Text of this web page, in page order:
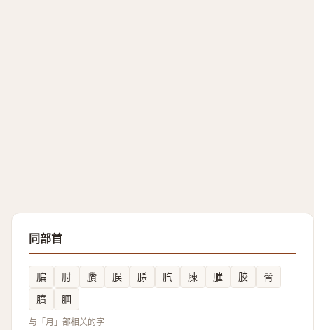
同部首
䐔 肘 臢 脵 脎 䏗 腖 膗 胶
脋
膹
腘
与「月」部相关的字